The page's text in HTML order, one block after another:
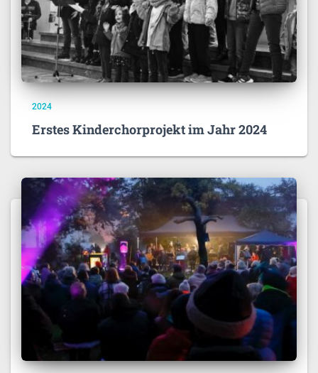
2024
Erstes Kinderchorprojekt im Jahr 2024